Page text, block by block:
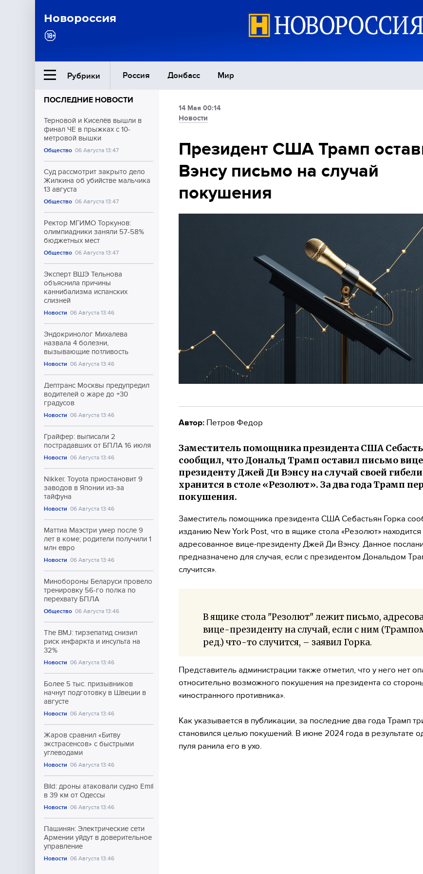
Новороссия
Рубрики Россия Донбасс Мир
Ближний Восток
Общество
Экономика
Культура
Спорт
ПОСЛЕДНИЕ НОВОСТИ
Терновой и Киселёв вышли в
финал ЧЕ в прыжках с 10-
метровой вышки
Общество 06 Августа 13:47
Суд рассмотрит закрыто дело
Жилкина об убийстве мальчика
13 августа
Общество 06 Августа 13:47
Ректор МГИМО Торкунов:
олимпиадники заняли 57-58%
бюджетных мест
Общество 06 Августа 13:47
Эксперт ВШЭ Тельнова
объяснила причины
каннибализма испанских
слизней
Новости 06 Августа 13:46
Эндокринолог Михалева
назвала 4 болезни,
вызывающие потливость
Новости 06 Августа 13:46
Дептранс Москвы предупредил
водителей о жаре до +30
градусов
Новости 06 Августа 13:46
Грайфер: выписали 2
пострадавших от БПЛА 16 июля
Новости 06 Августа 13:46
Nikkei: Toyota приостановит 9
заводов в Японии из-за
тайфуна
Новости 06 Августа 13:46
Маттиа Маэстри умер после 9
лет в коме; родители получили 1
млн евро
Новости 06 Августа 13:46
Минобороны Беларуси провело
тренировку 56-го полка по
перехвату БПЛА
Общество 06 Августа 13:46
The BMJ: тирзепатид снизил
риск инфаркта и инсульта на
32%
Новости 06 Августа 13:46
Более 5 тыс. призывников
начнут подготовку в Швеции в
августе
Новости 06 Августа 13:46
Жаров сравнил «Битву
экстрасенсов» с быстрыми
углеводами
Новости 06 Августа 13:46
Bild: дроны атаковали судно Emil
в 39 км от Одессы
Новости 06 Августа 13:46
Пашинян: Электрические сети
Армении уйдут в доверительное
управление
Новости 06 Августа 13:46
14 Мая 00:14
Новости
Президент США Трамп
Вэнсу письмо на случай
покушения
Автор: Петров Федор
Заместитель помощника президента США
сообщил, что Дональд Трамп оставил письмо
президенту Джей Ди Вэнсу на случай своей
хранится в столе «Резолют». За два года Трамп
покушения.
Заместитель помощника президента США Себастьян Горка
изданию New York Post, что в ящике стола «Резолют» находится
адресованное вице-президенту Джей Ди Вэнсу. Данное
предназначено для случая, если с президентом Дональдом
случится».
В ящике стола "Резолют" лежит письмо,
вице-президенту на случай, если с ним
ред.) что-то случится, – заявил Горка.
Представитель администрации также отметил, что у него нет
относительно возможного покушения на президента со
«иностранного противника».
Как указывается в публикации, за последние два года Трамп
становился целью покушений. В июне 2024 года в результате
пуля ранила его в ухо.